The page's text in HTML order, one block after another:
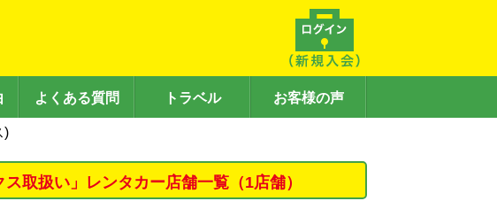
よくある質問 トラベル お客様の声
)
取扱い」レンタカー店舗一覧（1店舗）